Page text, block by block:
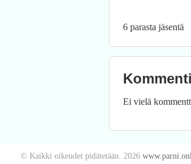
6 parasta jäsentä
Ei vielä
© Kaikki oikeudet pidätetään. 2026